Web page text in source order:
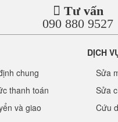
Tư vấn
090 880 9527
chung
thanh toán
và giao
DỊCH
Sửa
Sửa
Cứu